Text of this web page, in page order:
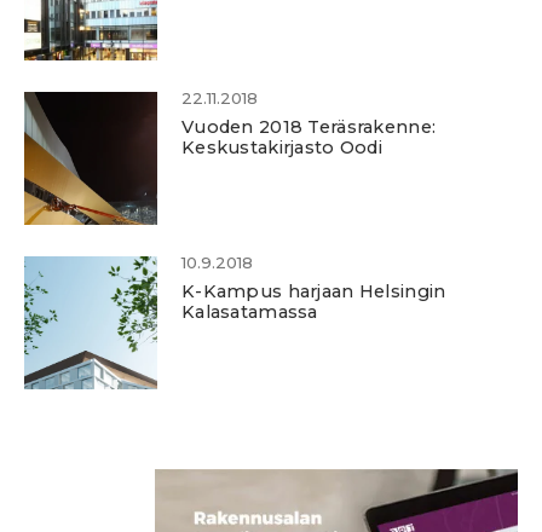
22.11.2018
Vuoden 2018 Teräsrakenne:
Keskustakirjasto Oodi
10.9.2018
K-Kampus harjaan Helsingin
Kalasatamassa